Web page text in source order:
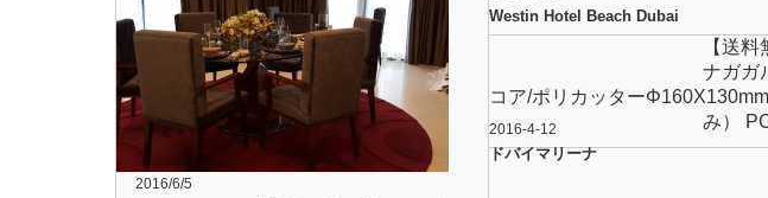
2016/6/5
Westin Hotel Beach Dubai
【送
ナガガ
コア/ポリカッター
み）
2016-4-12
ドバイマリーナ